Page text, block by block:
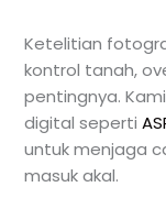
Ketelitian
kontrol tanah,
pentingnya.
digital seperti
untuk menjaga
masuk akal.